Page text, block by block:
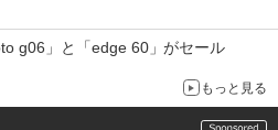
g06」と「edge 60」がセール
もっと見る